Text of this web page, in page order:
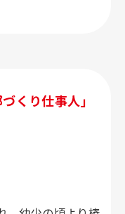
くり仕事人」